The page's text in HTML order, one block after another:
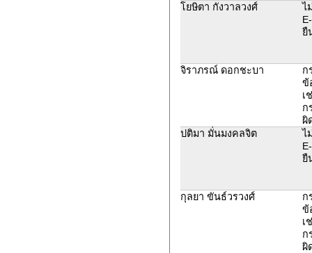
โยษิตา กังวาลวงศ์
ไ
ยื
จิราภรณ์ ดอกชะบา
ก
ข้
เ
ก
ผิ
ปติมา มั่นมงคลจิต
ไ
ยื
กุลยา ขันธ์วรวงศ์
ก
ข้
เ
ก
ผิ